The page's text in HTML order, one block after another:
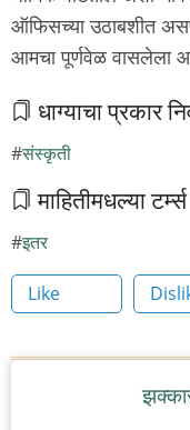
ऑफिसच्या उठाबशीत
आमचा पूर्णवेळ वासलेला
धाग्याचा प्रकार
संस्कृती
माहितीमधल्या टर्म्स
इतर
Like